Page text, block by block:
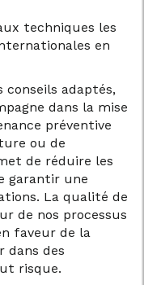
techniques les
en
conseils adaptés,
dans la mise
préventive
ou de
de réduire les
garantir une
La qualité de
de nos processus
faveur de la
dans des
risque.